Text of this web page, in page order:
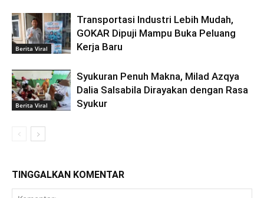
Berita Viral
Transportasi Industri Lebih Mudah,
GOKAR Dipuji Mampu Buka Peluang
Kerja Baru
Berita Viral
Syukuran Penuh Makna, Milad Azqya
Dalia Salsabila Dirayakan dengan Rasa
Syukur
TINGGALKAN KOMENTAR